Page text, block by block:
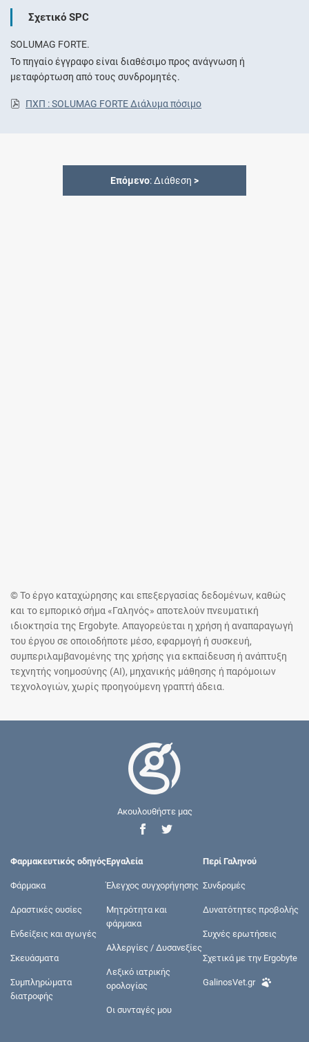
Σχετικό SPC
SOLUMAG FORTE.
Το πηγαίο έγγραφο είναι διαθέσιμο προς ανάγνωση ή
μεταφόρτωση από τους συνδρομητές.
ΠΧΠ : SOLUMAG FORTE Διάλυμα πόσιμο
Επόμενο: Διάθεση >
© Το έργο καταχώρησης και επεξεργασίας δεδομένων, καθώς
και το εμπορικό σήμα «Γαληνός» αποτελούν πνευματική
ιδιοκτησία της Ergobyte. Απαγορεύεται η χρήση ή αναπαραγωγή
του έργου σε οποιοδήποτε μέσο, εφαρμογή ή συσκευή,
συμπεριλαμβανομένης της χρήσης για εκπαίδευση ή ανάπτυξη
τεχνητής νοημοσύνης (AI), μηχανικής μάθησης ή παρόμοιων
τεχνολογιών, χωρίς προηγούμενη γραπτή άδεια.
Ακουλουθήστε μας
Φαρμακευτικός οδηγός
Φάρμακα
Δραστικές ουσίες
Ενδείξεις και αγωγές
Σκευάσματα
Συμπληρώματα
διατροφής
Εργαλεία
Έλεγχος συγχορήγησης
Μητρότητα και
φάρμακα
Αλλεργίες / Δυσανεξίες
Λεξικό ιατρικής
ορολογίας
Οι συνταγές μου
Περί Γαληνού
Συνδρομές
Δυνατότητες προβολής
Συχνές ερωτήσεις
Σχετικά με την Ergobyte
GalinosVet.gr